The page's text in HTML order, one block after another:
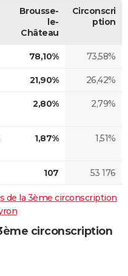
Brousse-
le-
Château
Circonscri
ption
78,10% 73,58%
21,90% 26,42%
2,80% 2,79%
1,87% 1,51%
107 53 176
de la 3ème circonscription
circonscription